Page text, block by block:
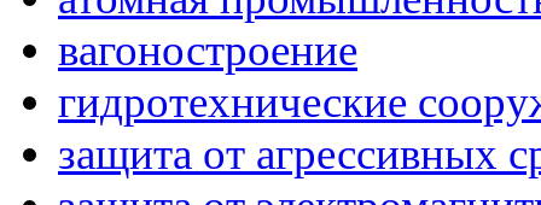
вагоностроение
гидротехнические
защита от агрессивных